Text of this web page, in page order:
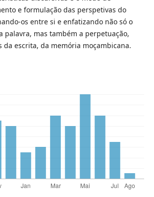
e formulação das perspetivas do
os entre si e enfatizando não só o
palavra, mas também a perpetuação,
da escrita, da memória moçambicana.